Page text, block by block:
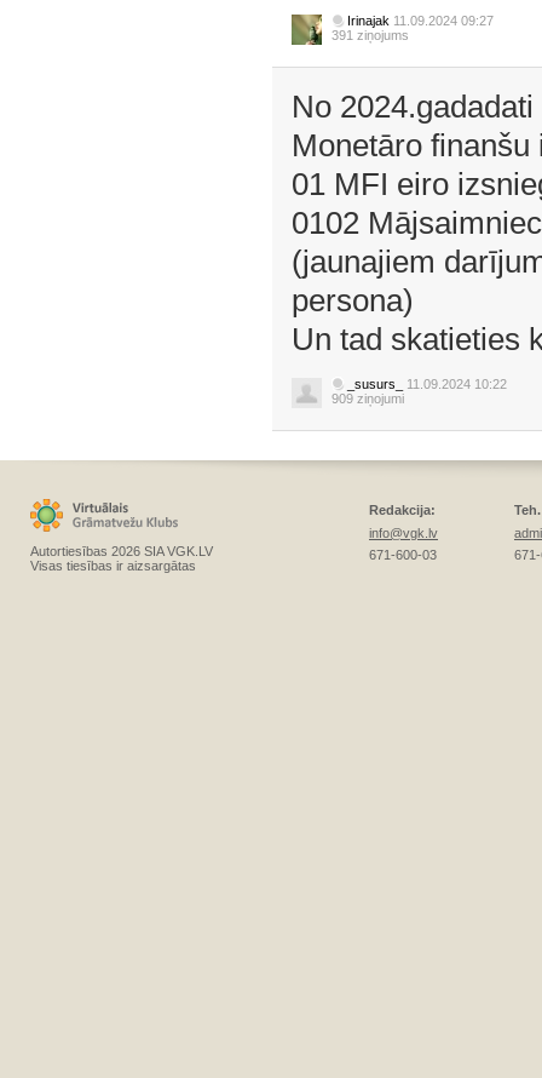
Irinajak 11.09.2024 09:27
391 ziņojums
No
Monetāro
01 MFI eiro
0102
(jaunajiem
persona)
Un tad skatieties
_susurs_
11.09.2024 10:22
909 ziņojumi
Autortiesības 2026 SIA VGK.LV
Visas tiesības ir aizsargātas
Redakcija:
info@vgk.lv
671-600-03